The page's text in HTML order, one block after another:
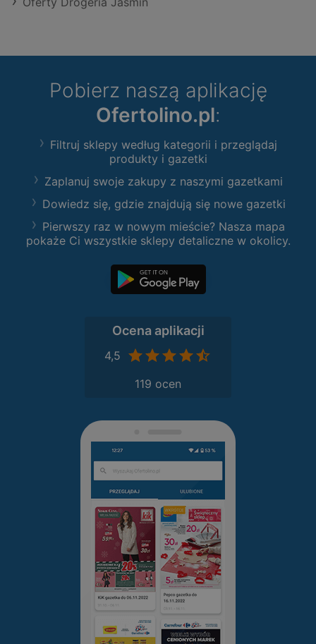
Pobierz naszą aplikację
Ofertolino.pl:
Filtruj sklepy według kategorii i przeglądaj
produkty i gazetki
Zaplanuj swoje zakupy z naszymi gazetkami
Dowiedz się, gdzie znajdują się nowe gazetki
Pierwszy raz w nowym mieście? Nasza mapa
pokaże Ci wszystkie sklepy detaliczne w okolicy.
Ocena aplikacji
4,5
119 ocen